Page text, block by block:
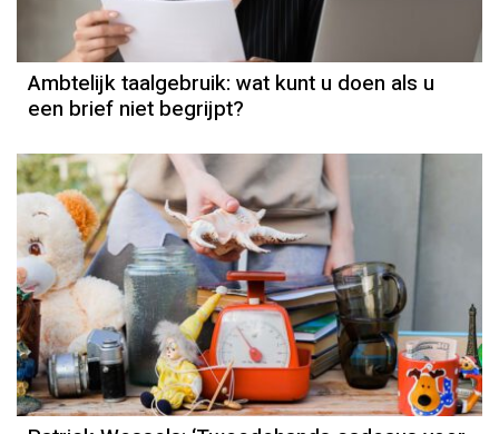
Ambtelijk taalgebruik: wat kunt u doen als u
een brief niet begrijpt?
Column
Patrick Wessels